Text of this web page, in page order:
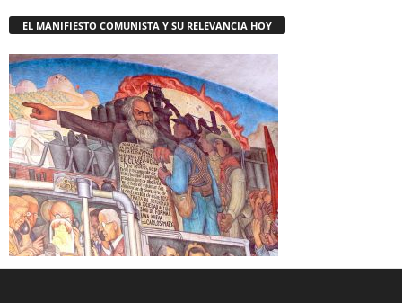
EL MANIFIESTO COMUNISTA Y SU RELEVANCIA HOY